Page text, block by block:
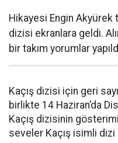
Hikayesi Engin Akyürek
dizisi ekranlara geldi.
bir takım yorumlar
Kaçış dizisi için geri
birlikte 14 Haziran’da
Kaçış dizisinin
seveler Kaçış isimli dizi